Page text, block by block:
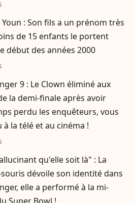
: Son fils a un prénom très
de 15 enfants le portent
début des années 2000
9 : Le Clown éliminé aux
la demi-finale après avoir
perdu les enquêteurs, vous
à la télé et au cinéma !
qu'elle soit là" : La
souris dévoile son identité dans
elle a performé à la mi-